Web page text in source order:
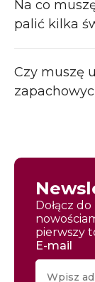
Na co
palić kilka
Czy muszę
Dołącz
pierwszy
E-mail